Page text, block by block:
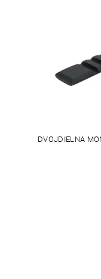
DVOJDIELNA